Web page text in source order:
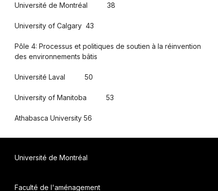
Université de Montréal 38
University of Calgary 43
Pôle 4: Processus et politiques de soutien à la réinvention
des environnements bâtis
Université Laval 50
University of Manitoba 53
Athabasca University 56
Université de Montréal
Faculté de l'aménagement